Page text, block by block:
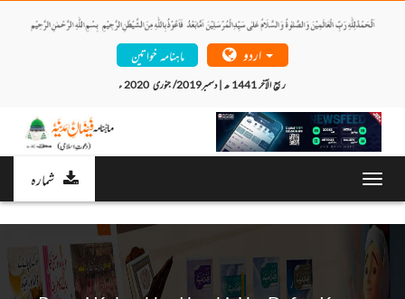
ماہنامہ خواتین
ربیع الآخر 1441 ھ | دسمبر2019/ جنوری  2020 ء
شمارہ